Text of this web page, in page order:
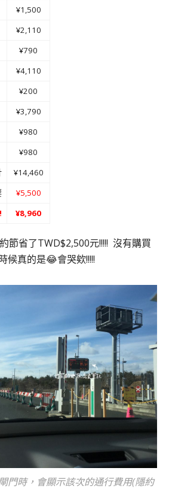
¥1,500
¥2,110
¥790
¥4,110
¥200
¥3,790
¥980
¥980
¥14,460
¥5,500
¥8,960
節省了TWD$2,500元!!!!! 沒有購買
候真的是😂會哭欸!!!!!
門時，會顯示該次的通行費用(隱約